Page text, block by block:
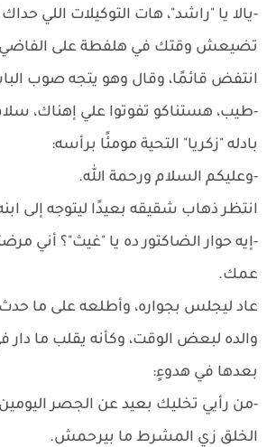
-يالا يا "راشد"، هات التوكيلات اللي حداك
تضيعش وقتك في هلفطة على
انتفض قائمًا، وقال وهو يتجه صوب
-طيب، هستناكو تفوتوا علي إهناك،
بادله "زكريا" التحية مومئًا برأسه:
-وعليكم السلام ورحمة الله.
انتظر ذهاب شقيقه بعيدًا ليتوجه إلى
-إيه حوار الضاكتور ده يا "غيث"؟ أني
عمك.
عاد ليجلس بجواره، وأطلعه على ما
والده لبعض الوقت، وكأنه يقلب ما دار
بعدها في هدوءٍ:
-من رأيي تخليك بعيد عن الجصر
الخلق زي المشرط ما بيرحمش.